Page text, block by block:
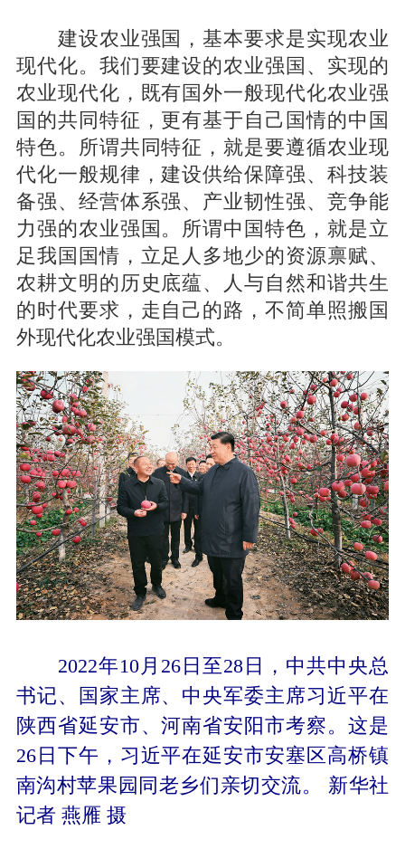
建设农业强国，基本要求是实现农业
现代化。我们要建设的农业强国、实现的
农业现代化，既有国外一般现代化农业强
国的共同特征，更有基于自己国情的中国
特色。所谓共同特征，就是要遵循农业现
代化一般规律，建设供给保障强、科技装
备强、经营体系强、产业韧性强、竞争能
力强的农业强国。所谓中国特色，就是立
足我国国情，立足人多地少的资源禀赋、
农耕文明的历史底蕴、人与自然和谐共生
的时代要求，走自己的路，不简单照搬国
外现代化农业强国模式。
2022年10月26日至28日，中共中央总
书记、国家主席、中央军委主席习近平在
陕西省延安市、河南省安阳市考察。这是
26日下午，习近平在延安市安塞区高桥镇
南沟村苹果园同老乡们亲切交流。 新华社
记者 燕雁 摄